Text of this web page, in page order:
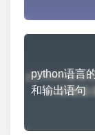
python语言
和输出语句